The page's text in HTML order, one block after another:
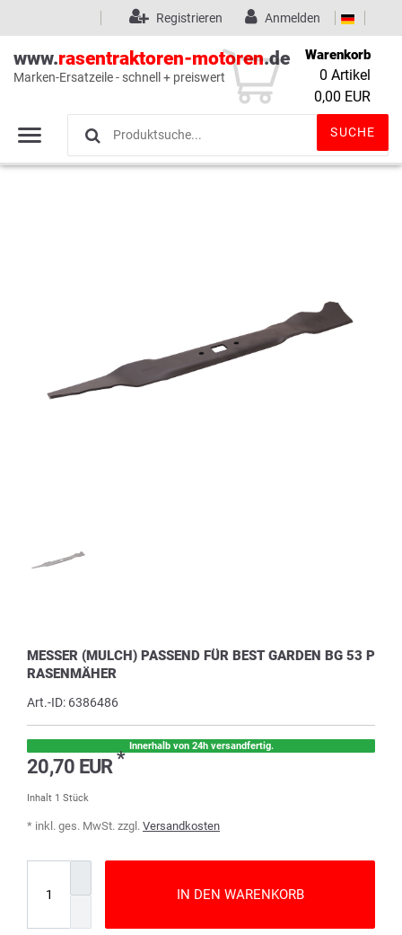
Wunschliste (0)
Anmelden
Registrieren
www.rasentraktoren-motoren.de
Marken-Ersatzeile - schnell + preiswert
SUCHE
Warenkorb
0 Artikel
0,00 EUR
MESSER (MULCH) PASSEND FÜR BEST GARDEN BG 53 P
RASENMÄHER
Art.-ID: 6386486
Innerhalb von 24h versandfertig.
20,70 EUR*
Inhalt 1 Stück
* inkl. ges. MwSt. zzgl. Versandkosten
IN DEN WARENKORB